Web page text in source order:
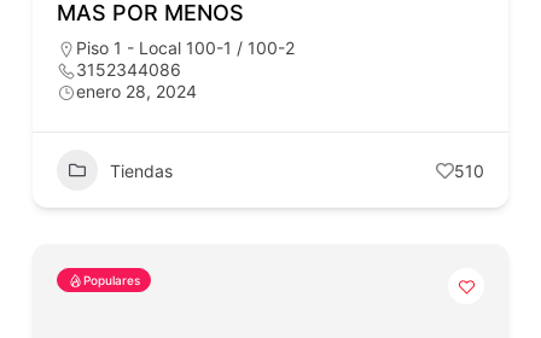
MAS POR MENOS
Piso 1 - Local 100-1 / 100-2
3152344086
enero 28, 2024
Tiendas 510
Populares